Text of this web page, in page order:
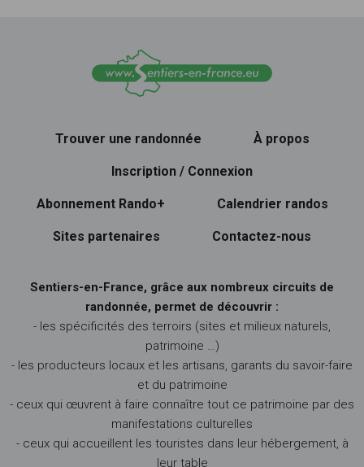
Trouver une randonnée À propos
Inscription / Connexion
Abonnement Rando+ Calendrier randos
Sites partenaires Contactez-nous
Sentiers-en-France, grâce aux nombreux circuits de
randonnée, permet de découvrir :
- les spécificités des terroirs (sites et milieux naturels,
patrimoine …)
- les producteurs locaux et les artisans, garants du savoir-faire
et du patrimoine
- ceux qui œuvrent à faire connaître tout ce patrimoine par des
manifestations culturelles
- ceux qui accueillent les touristes dans leur hébergement, à
leur table